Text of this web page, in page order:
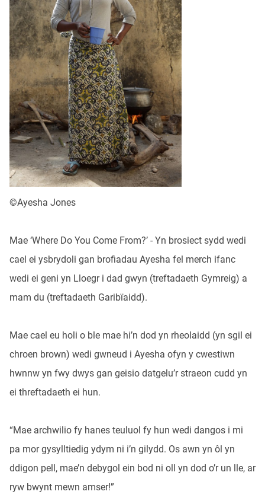
©Ayesha Jones
Mae ‘Where Do You Come From?’ - Yn brosiect sydd wedi
cael ei ysbrydoli gan brofiadau Ayesha fel merch ifanc
wedi ei geni yn Lloegr i dad gwyn (treftadaeth Gymreig) a
mam du (treftadaeth Garibïaidd).
Mae cael eu holi o ble mae hi’n dod yn rheolaidd (yn sgil ei
chroen brown) wedi gwneud i Ayesha ofyn y cwestiwn
hwnnw yn fwy dwys gan geisio datgelu’r straeon cudd yn
ei threftadaeth ei hun.
“Mae archwilio fy hanes teuluol fy hun wedi dangos i mi
pa mor gysylltiedig ydym ni i’n gilydd. Os awn yn ôl yn
ddigon pell, mae’n debygol ein bod ni oll yn dod o’r un lle, ar
ryw bwynt mewn amser!”